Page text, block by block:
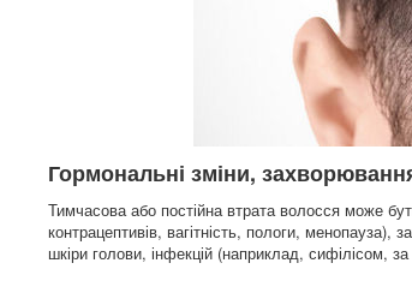
Гормональні зміни,
Тимчасова або постійна втрата волосся може
контрацептивів, вагітність, пологи,
шкіри голови, інфекцій (наприклад, сифілісом, за